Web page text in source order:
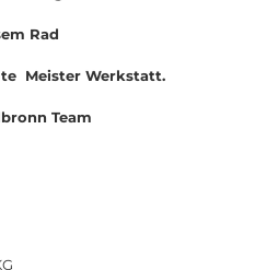
Rad
Meister Werkstatt.
Team